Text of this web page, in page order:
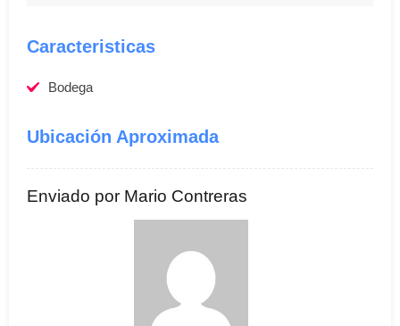
Caracteristicas
Bodega
Ubicación Aproximada
Enviado por Mario Contreras